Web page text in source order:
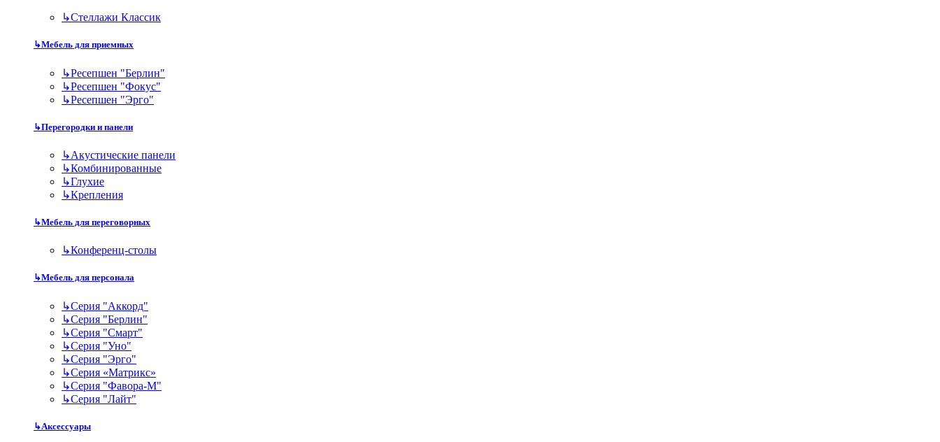
↳Стеллажи Классик
↳Мебель для приемных
↳Ресепшен "Берлин"
↳Ресепшен "Фокус"
↳Ресепшен "Эрго"
↳Перегородки и панели
↳Акустические панели
↳Комбинированные
↳Глухие
↳Крепления
↳Мебель для переговорных
↳Конференц-столы
↳Мебель для персонала
↳Серия "Аккорд"
↳Серия "Берлин"
↳Серия "Смарт"
↳Серия "Уно"
↳Серия "Эрго"
↳Серия «Матрикс»
↳Серия "Фавора-М"
↳Серия "Лайт"
↳Аксессуары